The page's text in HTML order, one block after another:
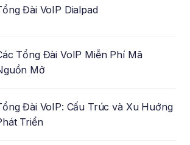
Đài VoIP Dialpad
Tổng Đài VoIP Miễn Phí Mã
Mở
Đài VoIP: Cấu Trúc và Xu Huớng
Triển